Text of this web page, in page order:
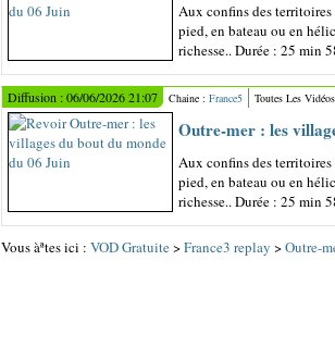
Aux confins des
pied, en bateau ou en
richesse.. Durée : 25 min
Diffusion : 06/06/2026 21:07 Chaine : France5 Toutes Les
Outre-mer : les
Aux confins des
pied, en bateau ou en
richesse.. Durée : 25 min
Vous àªtes ici : VOD Gratuite>France3 replay >Outre-